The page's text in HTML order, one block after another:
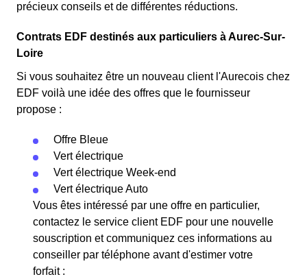
précieux conseils et de différentes réductions.
Contrats EDF destinés aux particuliers à Aurec-Sur-
Loire
Si vous souhaitez être un nouveau client l'Aurecois chez
EDF voilà une idée des offres que le fournisseur
propose :
Offre Bleue
Vert électrique
Vert électrique Week-end
Vert électrique Auto
Vous êtes intéressé par une offre en particulier,
contactez le service client EDF pour une nouvelle
souscription et communiquez ces informations au
conseiller par téléphone avant d'estimer votre
forfait :